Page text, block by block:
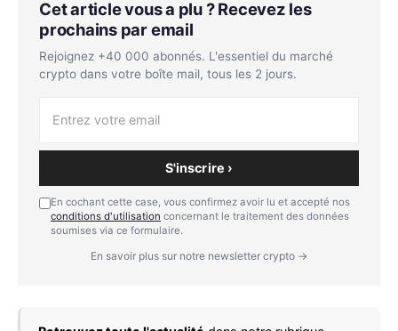
Cet article vous a plu ? Recevez les
prochains par email
Rejoignez +40 000 abonnés. L'essentiel du marché
crypto dans votre boîte mail, tous les 2 jours.
S'inscrire ›
En cochant cette case, vous confirmez avoir lu et accepté nos
conditions d'utilisation concernant le traitement des données
soumises via ce formulaire.
En savoir plus sur notre newsletter crypto →